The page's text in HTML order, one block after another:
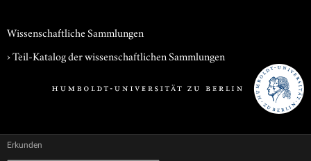
Wissenschaftliche Sammlungen
› Teil-Katalog der wissenschaftlichen Sammlungen
Erkunden